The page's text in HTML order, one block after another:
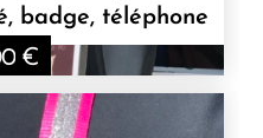
badge, téléphone
€